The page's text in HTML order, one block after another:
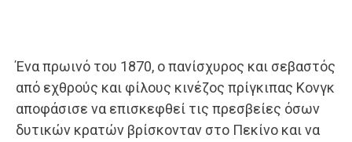
Ένα πρωινό του 1870, ο πανίσχυρος και σεβαστός
από εχθρούς και φίλους κινέζος πρίγκιπας Κονγκ
αποφάσισε να επισκεφθεί τις πρεσβείες όσων
δυτικών κρατών βρίσκονταν στο Πεκίνο και να